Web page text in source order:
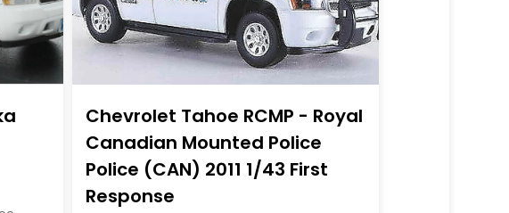
Chevrolet Tahoe RCMP - Royal
Canadian Mounted Police
Police (CAN) 2011 1/43 First
Response